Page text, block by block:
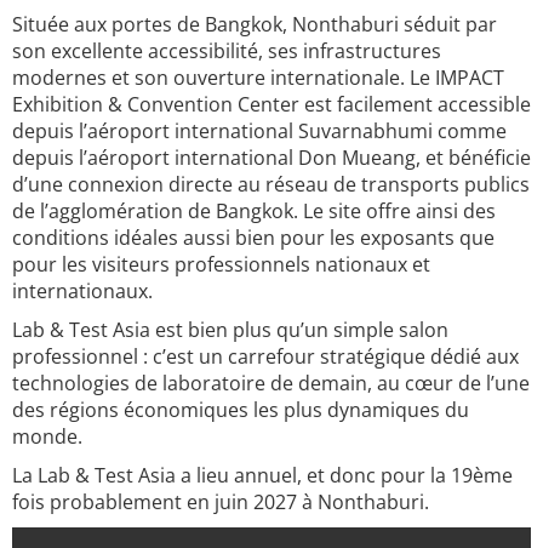
Située aux portes de Bangkok, Nonthaburi séduit par
son excellente accessibilité, ses infrastructures
modernes et son ouverture internationale. Le IMPACT
Exhibition & Convention Center est facilement accessible
depuis l’aéroport international Suvarnabhumi comme
depuis l’aéroport international Don Mueang, et bénéficie
d’une connexion directe au réseau de transports publics
de l’agglomération de Bangkok. Le site offre ainsi des
conditions idéales aussi bien pour les exposants que
pour les visiteurs professionnels nationaux et
internationaux.
Lab & Test Asia est bien plus qu’un simple salon
professionnel : c’est un carrefour stratégique dédié aux
technologies de laboratoire de demain, au cœur de l’une
des régions économiques les plus dynamiques du
monde.
La Lab & Test Asia a lieu annuel, et donc pour la 19ème
fois probablement en juin 2027 à Nonthaburi.